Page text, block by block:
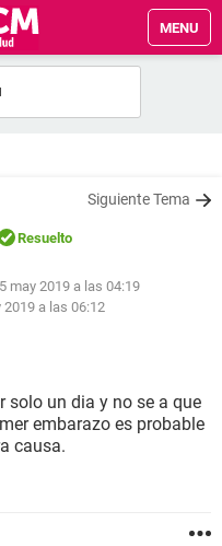
MENU
Siguiente Tema
Resuelto
may 2019 a las 04:19
2019 a las 06:12
solo un dia y no se a que
embarazo es probable
causa.